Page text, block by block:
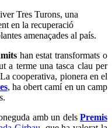
Tres Turons, una
en la recuperació
amenaçades al país.
han estat transformats o
a terme una tasca clau per
cooperativa, pionera en el
, ha obert camí en un camp
amb un dels Premis